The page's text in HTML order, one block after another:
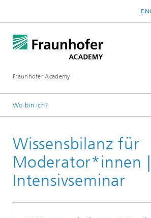
Fraunhofer Academy
Wo bin ich?
Weiterbildung
Innovationsmanagement
Wissensbilanz für
Moderator*innen |
Intensivseminar